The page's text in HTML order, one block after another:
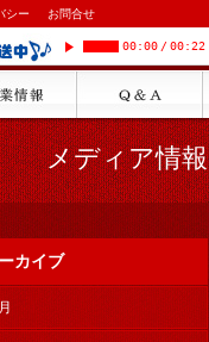
シー お問合せ
00:00 / 00:22
メディア情報
カイブ